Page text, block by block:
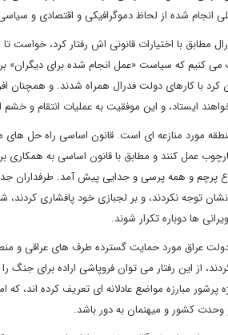
انجام شده از لحاظ دموگرافیکی و اقتصادی و
مطابق با اختیارات قانونی اش رفتار کرد، خواست
کنیم که سیاست «عمل انجام شده برای دیگران»
کرد با کارهای دولت فدرال همراه شدند. و همچنان
ایستاد، و این موفقیت به عملیات انتقام و
مورد منازعه ای است. قانون اساسی راه حل های
عمل کنند و مطابق با قانون اساسی به
پرچم و همه پرسی و جدایی پیش آمد. طرفداران
توجه نکردند، و بر لجبازی خود پافشاری
ها دوباره تکرار شوند.
عراق مورد حمایت گسترده طرف های عراقی و
از این رفتار می توان فروپاشی اراده برای
پرشور مبارزه مواضع عادلانه ای تعریف کرده اند،
کشور و میهنمان به دور باشد.